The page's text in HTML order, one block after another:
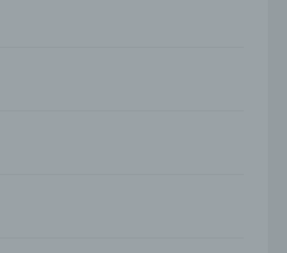
die bestimmten
werden.
ist eine natürliche oder
die personenbezogene